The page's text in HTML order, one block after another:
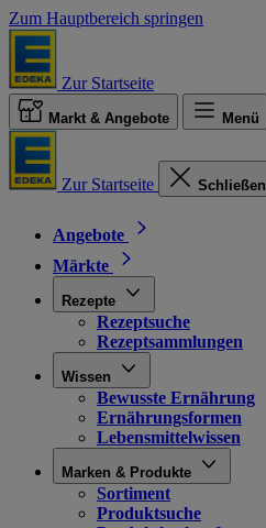
Zum Hauptbereich springen
Zur Startseite
Markt & Angebote Menü
Zur Startseite Schließen
Angebote
Märkte
Rezepte
Rezeptsuche
Rezeptsammlungen
Wissen
Bewusste Ernährung
Ernährungsformen
Lebensmittelwissen
Marken & Produkte
Sortiment
Produktsuche